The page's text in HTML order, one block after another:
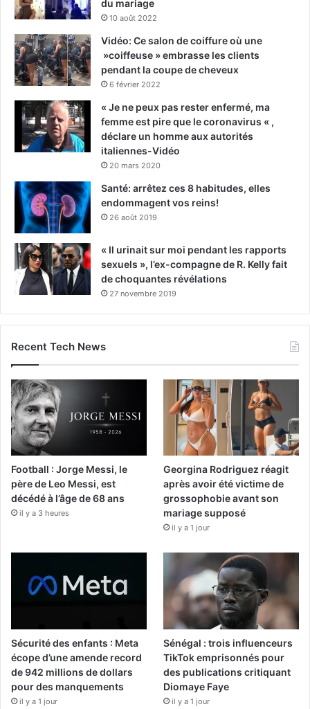
du mariage
10 août 2022
Vidéo: Ce salon de coiffure où une
»coiffeuse » embrasse les clients
pendant la coupe de cheveux
6 février 2022
« Je ne peux pas rester enfermé, ma
femme est pire que le coronavirus « ,
déclare un homme aux autorités
italiennes-Vidéo
20 mars 2020
Santé: arrêtez ces 8 habitudes, elles
endommagent vos reins!
26 août 2019
« Il urinait sur moi pendant les rapports
sexuels », l’ex-compagne de R. Kelly fait
de choquantes révélations
27 novembre 2019
Recent Tech News
Football : Jorge Messi, le
père de Leo Messi, est
décédé à l’âge de 68 ans
il y a 3 heures
Georgina Rodriguez réagit
après avoir été victime de
grossophobie avant son
mariage supposé
il y a 1 jour
Sécurité des enfants : Meta
écope d’une amende record
de 942 millions de dollars
pour des manquements
il y a 1 jour
Sénégal : trois influenceurs
TikTok emprisonnés pour
des publications critiquant
Diomaye Faye
il y a 1 jour